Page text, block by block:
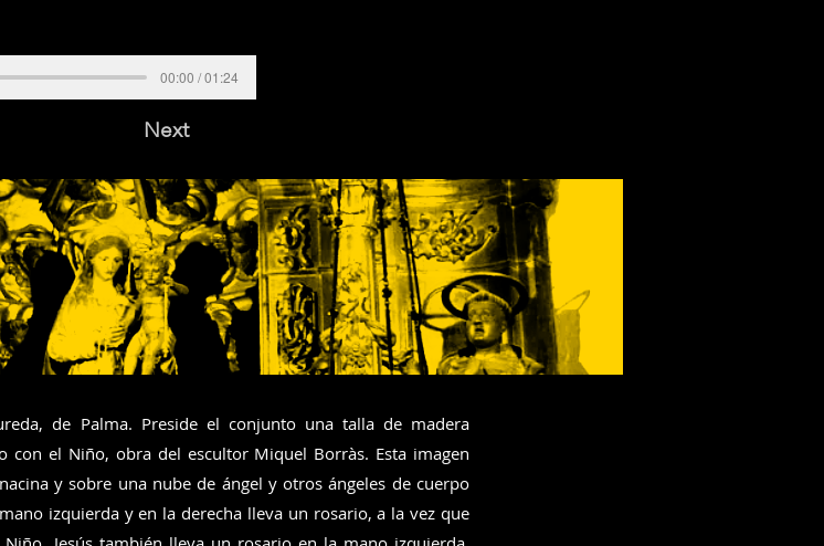
00:00 / 01:24
Next
de Palma. Preside el conjunto una talla de madera
con el Niño, obra del escultor Miquel Borràs. Esta imagen
y sobre una nube de ángel y otros ángeles de cuerpo
izquierda y en la derecha lleva un rosario, a la vez que